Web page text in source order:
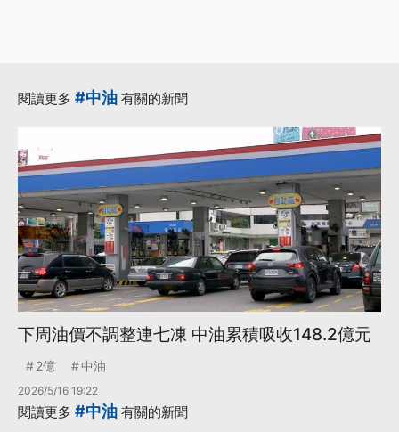
閱讀更多 #中油 有關的新聞
下周油價不調整連七凍 中油累積吸收148.2億元
2億 中油
2026/5/16 19:22
閱讀更多 #中油 有關的新聞